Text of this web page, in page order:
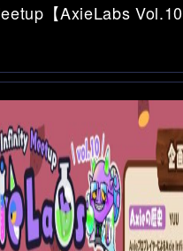
【AxieLabs Vol.10